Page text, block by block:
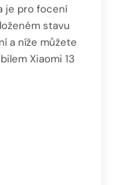
je pro focení
stavu
a níže můžete
Xiaomi 13